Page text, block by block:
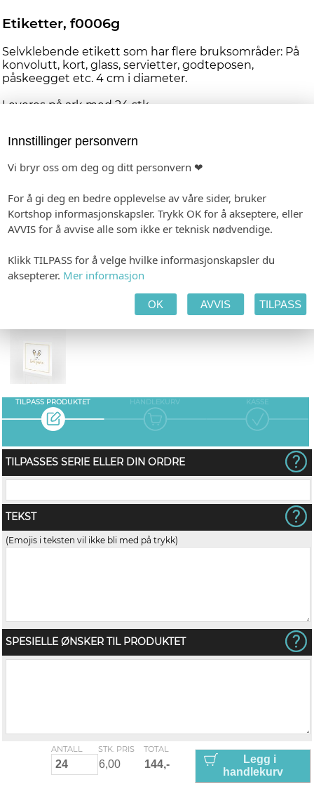
Etiketter, f0006g
Selvklebende etikett som har flere bruksområder: På
konvolutt, kort, glass, servietter, godteposen,
påskeegget etc. 4 cm i diameter.
Leveres på ark med 24 stk.
automatisk forhåndsvisning. Mail med link til din forhåndsvisning
Format: 40 x 40 mm-Minimumsbestilling: 24
Forhåndsvisning etter 1-2 dager. Produksjon 2-3 dager etter godkjenning.
kr 6,00 pr. stk.
TILPASS PRODUKTET HANDLEKURV KASSE
TILPASSES SERIE ELLER DIN ORDRE
TEKST
(Emojis i teksten vil ikke bli med på trykk)
SPESIELLE ØNSKER TIL PRODUKTET
ANTALL STK. PRIS TOTAL
Legg i
handlekurv
Innstillinger personvern
Vi bryr oss om deg og ditt personvern ❤
For å gi deg en bedre opplevelse av våre sider, bruker
Kortshop informasjonskapsler. Trykk OK for å akseptere, eller
AVVIS for å avvise alle som ikke er teknisk nødvendige.
Klikk TILPASS for å velge hvilke informasjonskapsler du
aksepterer. Mer informasjon
OK AVVIS TILPASS